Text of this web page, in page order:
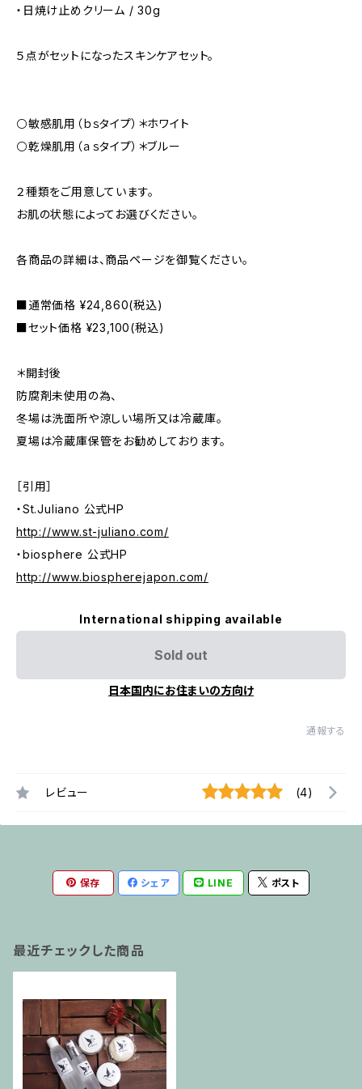
・日焼け止めクリーム / 30g
５点がセットになったスキンケアセット。
⚪️敏感肌用（ｂｓタイプ）＊ホワイト
⚪️乾燥肌用（ａｓタイプ）＊ブルー
２種類をご用意しています。
お肌の状態によってお選びください。
各商品の詳細は、商品ページを御覧ください。
■通常価格 ¥24,860(税込)
■セット価格 ¥23,100(税込)
＊開封後
防腐剤未使用の為、
冬場は洗面所や涼しい場所又は冷蔵庫。
夏場は冷蔵庫保管をお勧めしております。
［引用］
・St.Juliano 公式HP
http://www.st-juliano.com/
・biosphere 公式HP
http://www.biospherejapon.com/
International shipping available
Sold out
日本国内にお住まいの方向け
通報する
レビュー (4)
保存 シェア LINE ポスト
最近チェックした商品